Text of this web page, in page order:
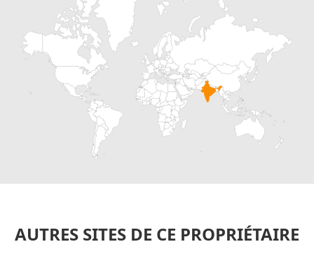
AUTRES SITES DE CE PROPRIÉTAIRE